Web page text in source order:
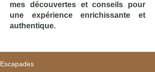
mes découvertes et conseils pour
une expérience enrichissante et
authentique.
Escapades